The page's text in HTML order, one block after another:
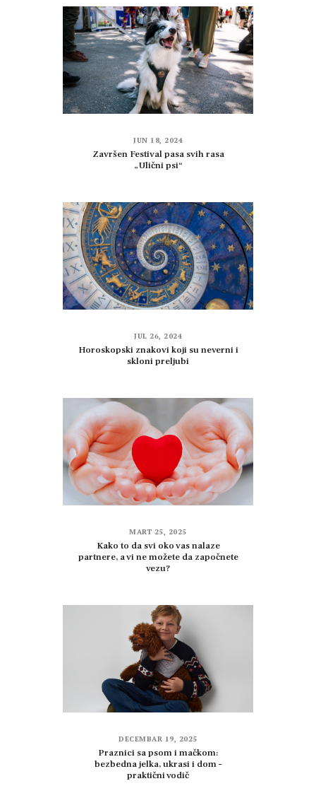
JUN 18, 2024
Završen Festival pasa svih rasa
„Ulični psi“
JUL 26, 2024
Horoskopski znakovi koji su neverni i
skloni preljubi
MART 25, 2025
Kako to da svi oko vas nalaze
partnere, a vi ne možete da započnete
vezu?
DECEMBAR 19, 2025
Praznici sa psom i mačkom:
bezbedna jelka, ukrasi i dom –
praktični vodič